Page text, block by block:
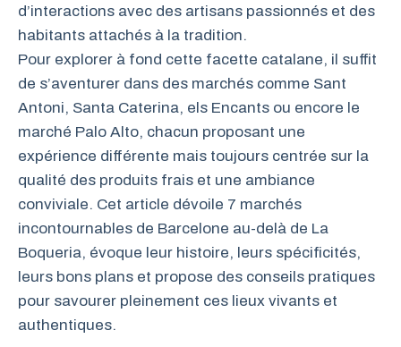
d’interactions avec des artisans passionnés et des
habitants attachés à la tradition.
Pour explorer à fond cette facette catalane, il suffit
de s’aventurer dans des marchés comme Sant
Antoni, Santa Caterina, els Encants ou encore le
marché Palo Alto, chacun proposant une
expérience différente mais toujours centrée sur la
qualité des produits frais et une ambiance
conviviale. Cet article dévoile 7 marchés
incontournables de Barcelone au-delà de La
Boqueria, évoque leur histoire, leurs spécificités,
leurs bons plans et propose des conseils pratiques
pour savourer pleinement ces lieux vivants et
authentiques.